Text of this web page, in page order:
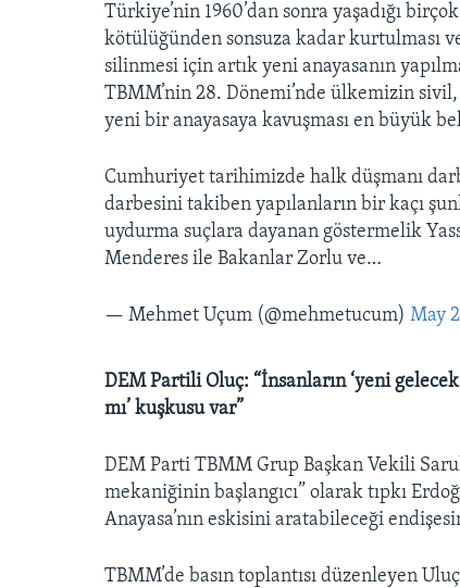
Türkiye’nin 1960’dan sonra yaşadığı
kötülüğünden sonsuza kadar kurtulması
silinmesi için artık yeni anayasanın
TBMM’nin 28. Dönemi’nde ülkemizin
yeni bir anayasaya kavuşması en büyük
Cumhuriyet tarihimizde halk düşmanı
darbesini takiben yapılanların bir kaçı
uydurma suçlara dayanan göstermelik
Menderes ile Bakanlar Zorlu ve…
— Mehmet Uçum (@mehmetucum)May
DEM Partili Oluç: “İnsanların ‘yeni gelecek
mı’ kuşkusu var”
DEM Parti TBMM Grup Başkan Vekili
mekaniğinin başlangıcı” olarak tıpkı
Anayasa’nın eskisini aratabileceği
TBMM’de basın toplantısı düzenleyen